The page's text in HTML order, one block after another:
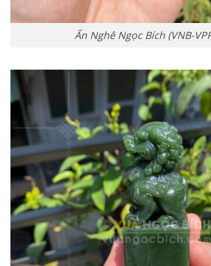
Ấn Nghê Ngọc Bích (VNB-